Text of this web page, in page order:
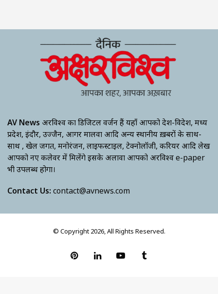
AV News अक्षरविश्व का डिजिटल वर्जन हैं यहाँ आपको देश-विदेश, मध्य
प्रदेश, इंदौर, उज्जैन, आगर मालवा आदि अन्य स्थानीय ख़बरों के साथ-
साथ , खेल जगत, मनोरंजन, लाइफस्टाइल, टेक्नोलॉजी, करियर आदि लेख
आपको नए कलेवर में मिलेंगे इसके अलावा आपको अक्षरविश्व e-paper
भी उपलब्ध होगा।
Contact Us: contact@avnews.com
© Copyright 2026, All Rights Reserved.
PinterestLinkedInYouTubeTumblr